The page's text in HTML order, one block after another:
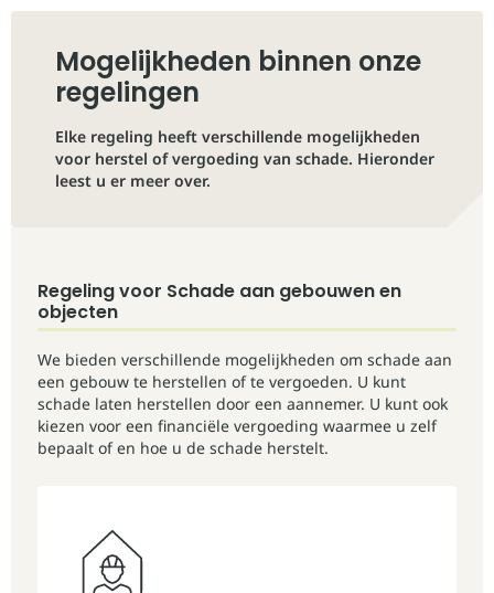
Mogelijkheden binnen onze
regelingen
Elke regeling heeft verschillende mogelijkheden
voor herstel of vergoeding van schade. Hieronder
leest u er meer over.
Regeling voor Schade aan gebouwen en
objecten
We bieden verschillende mogelijkheden om schade aan
een gebouw te herstellen of te vergoeden. U kunt
schade laten herstellen door een aannemer. U kunt ook
kiezen voor een financiële vergoeding waarmee u zelf
bepaalt of en hoe u de schade herstelt.